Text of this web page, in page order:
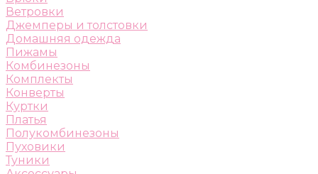
Ветровки
Джемперы и толстовки
Домашняя одежда
Пижамы
Комбинезоны
Комплекты
Конверты
Куртки
Платья
Полукомбинезоны
Пуховики
Туники